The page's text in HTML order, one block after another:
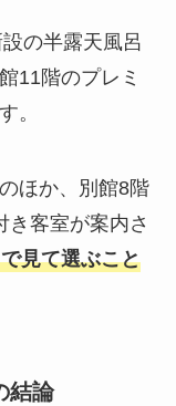
の半露天風呂
11階のプレミ
。
ほか、別館8階
き客室が案内さ
見て選ぶこと
結論